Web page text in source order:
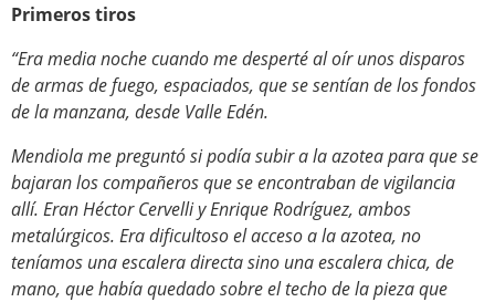
Primeros tiros
“Era media noche cuando me desperté al oír unos disparos
de armas de fuego, espaciados, que se sentían de los fondos
de la manzana, desde Valle Edén.
Mendiola me preguntó si podía subir a la azotea para que se
bajaran los compañeros que se encontraban de vigilancia
allí. Eran Héctor Cervelli y Enrique Rodríguez, ambos
metalúrgicos. Era dificultoso el acceso a la azotea, no
teníamos una escalera directa sino una escalera chica, de
mano, que había quedado sobre el techo de la pieza que